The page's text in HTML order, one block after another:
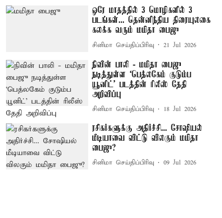
ஒரே மாதத்தில் 3 மொழிகளில் 3
படங்கள்... தென்னிந்திய திரையுலகை
கலக்க வரும் மமிதா பைஜு
சினிமா செய்திப்பிரிவு 21 Jul 2026
நிவின் பாலி - மமிதா பைஜு
நடித்துள்ள ‘பெத்லகேம் குடும்ப
யூனிட்' படத்தின் ரிலீஸ் தேதி
அறிவிப்பு
சினிமா செய்திப்பிரிவு 18 Jul 2026
ரசிகர்களுக்கு அதிர்ச்சி... சோஷியல்
மீடியாவை விட்டு விலகும் மமிதா
பைஜு?
சினிமா செய்திப்பிரிவு 09 Jul 2026